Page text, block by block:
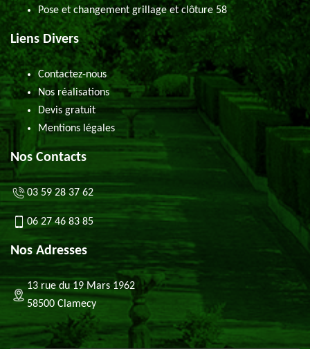
Pose et changement grillage et clôture 58
Liens Divers
Contactez-nous
Nos réalisations
Devis gratuit
Mentions légales
Nos Contacts
03 59 28 37 62
06 27 46 83 85
Nos Adresses
13 rue du 19 Mars 1962
58500 Clamecy